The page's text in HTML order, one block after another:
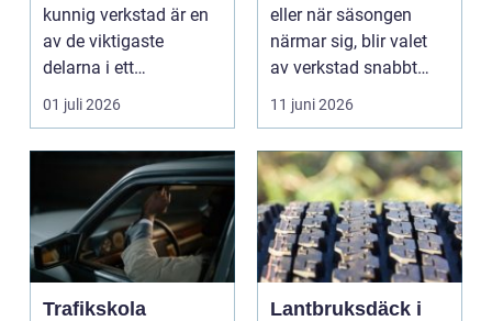
kunnig verkstad är en
av de viktigaste
delarna i ett
problemfritt bilägande.
01 juli 2026
eller när säsongen
närmar sig, blir valet
av verkstad snabbt
avgörande. En MC-v...
11 juni 2026
Trafikskola
Lantbruksdäck i